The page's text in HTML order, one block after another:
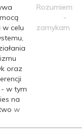
w celu
oraz
w tym
na
w
Rozumiem
-
zamykam